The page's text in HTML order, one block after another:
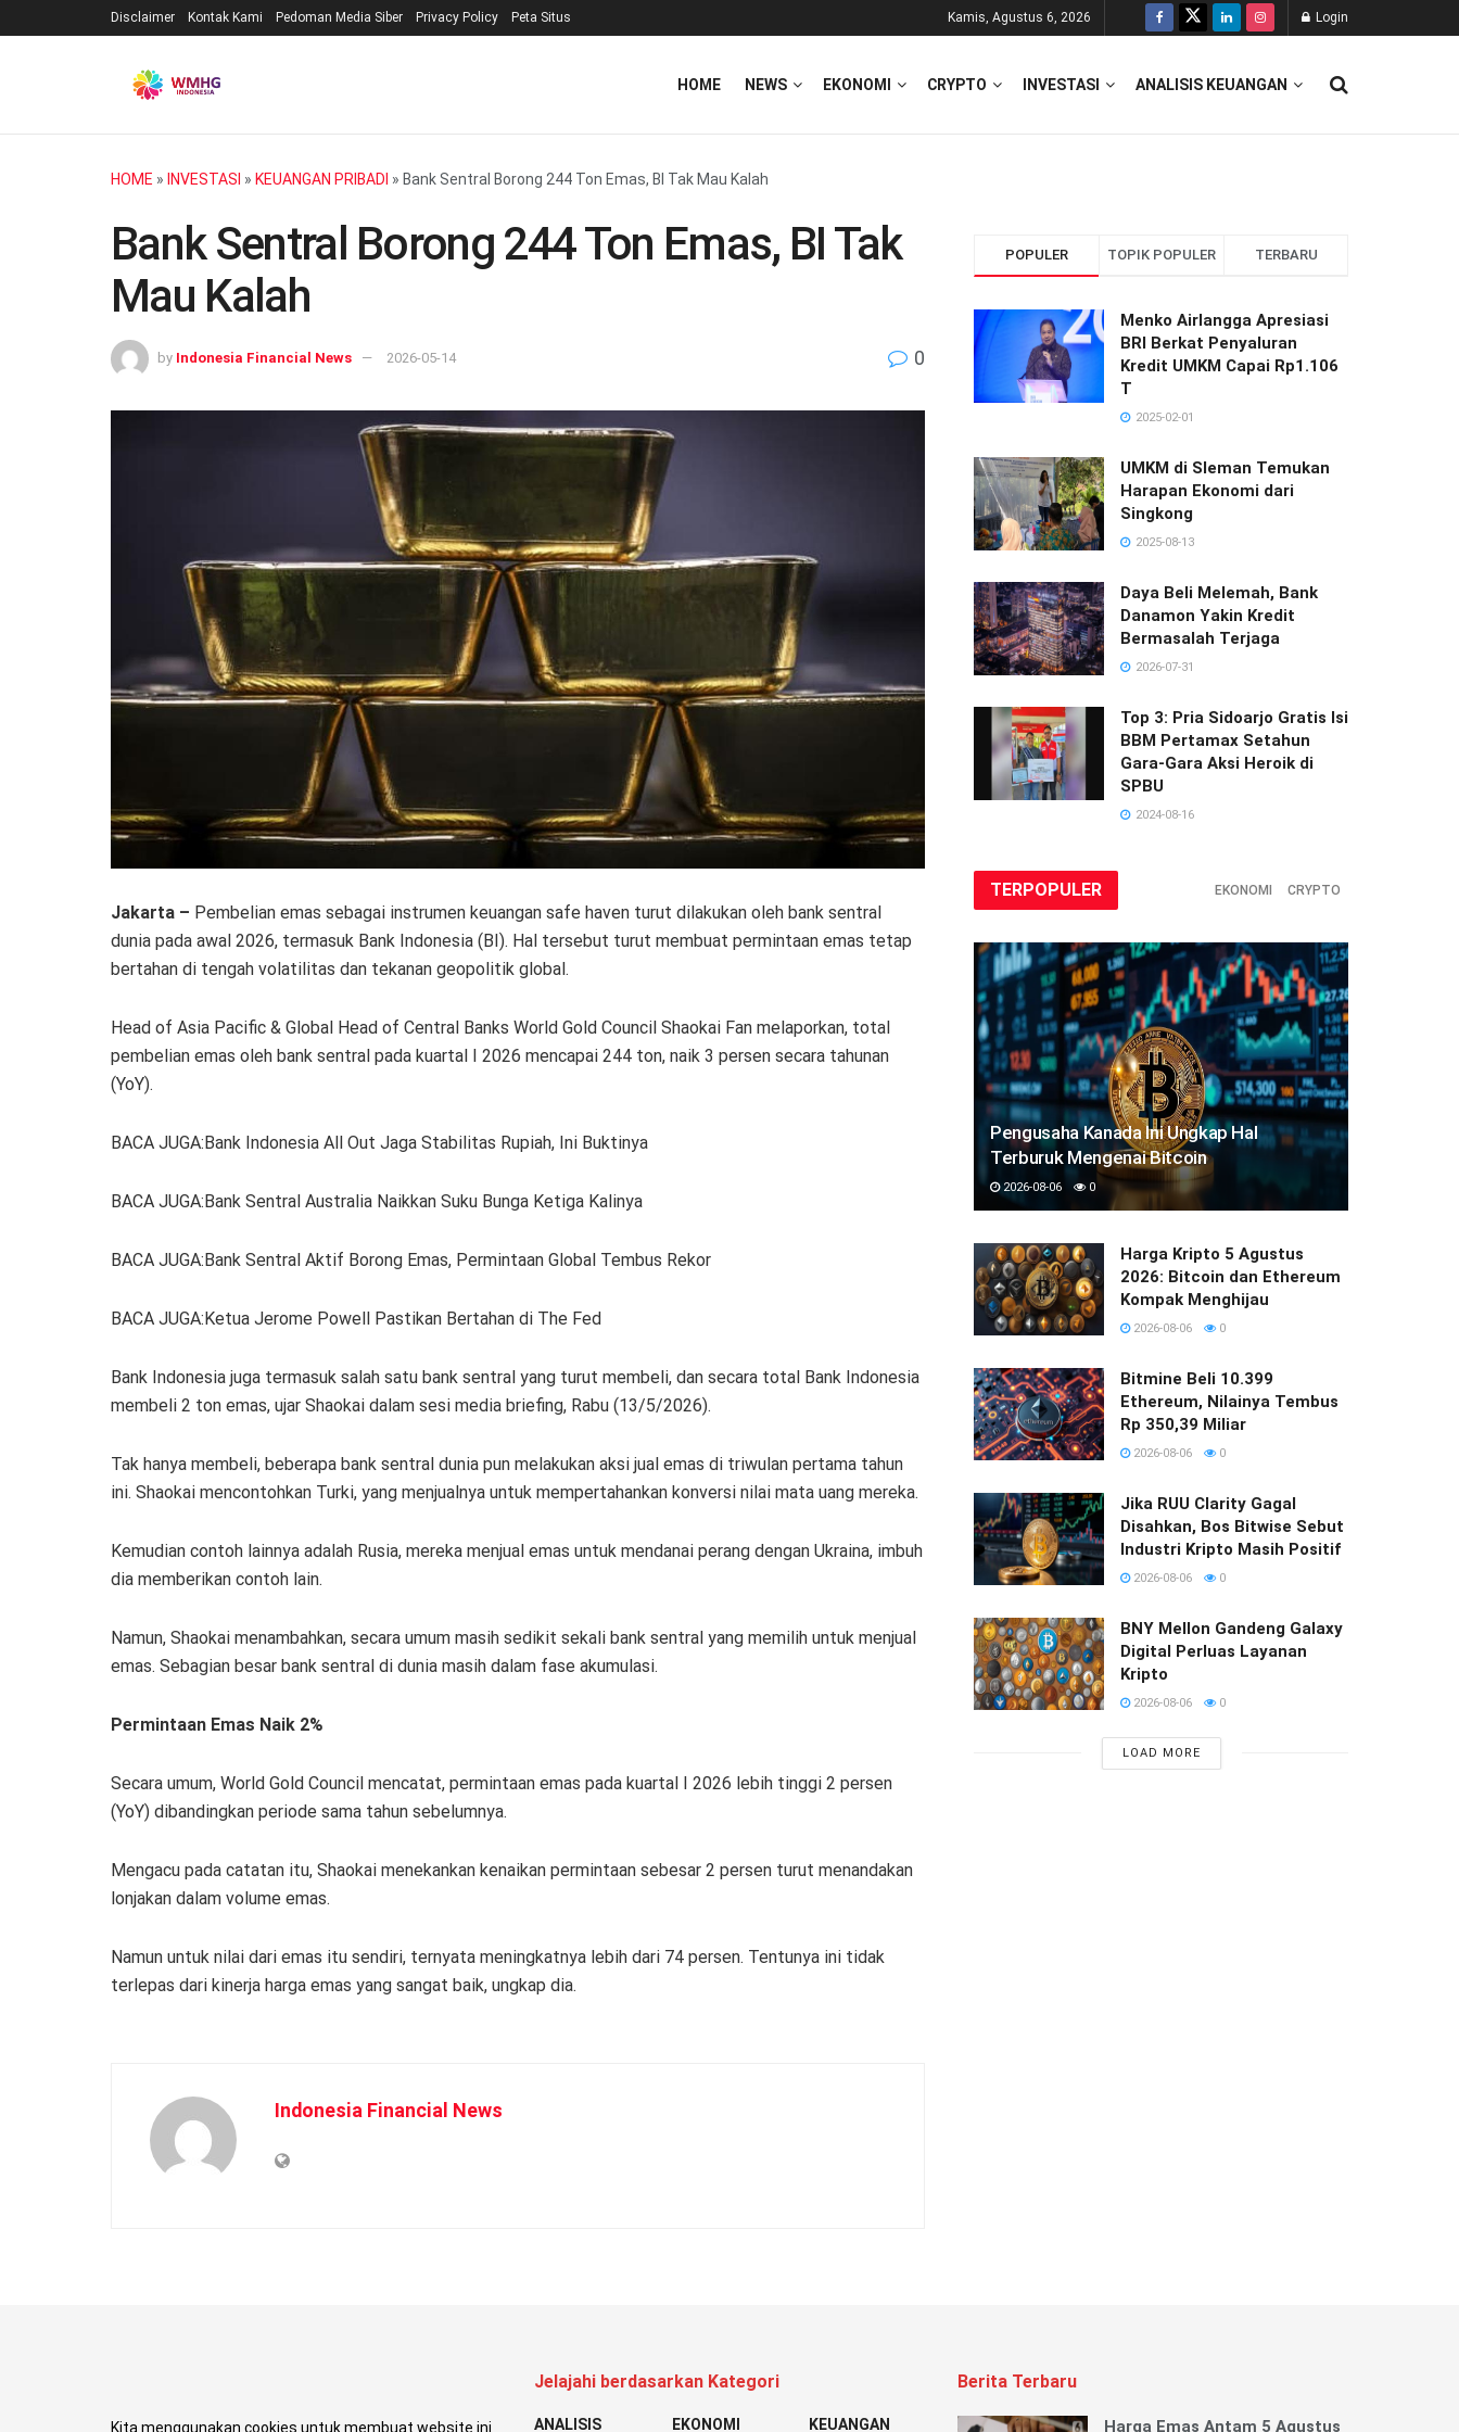
Disclaimer Kontak Kami Pedoman Media Siber Privacy Policy Peta Situs Kamis, Agustus 6, 2026 Login
HOME NEWS EKONOMI CRYPTO INVESTASI ANALISIS KEUANGAN
HOME » INVESTASI » KEUANGAN PRIBADI » Bank Sentral Borong 244 Ton Emas, BI Tak Mau Kalah
Bank Sentral Borong 244 Ton Emas, BI Tak
Mau Kalah
by Indonesia Financial News 2026-05-14 0
Jakarta – Pembelian emas sebagai instrumen keuangan safe haven turut dilakukan oleh bank sentral
dunia pada awal 2026, termasuk Bank Indonesia (BI). Hal tersebut turut membuat permintaan emas tetap
bertahan di tengah volatilitas dan tekanan geopolitik global.
Head of Asia Pacific & Global Head of Central Banks World Gold Council Shaokai Fan melaporkan, total
pembelian emas oleh bank sentral pada kuartal I 2026 mencapai 244 ton, naik 3 persen secara tahunan
(YoY).
BACA JUGA:Bank Indonesia All Out Jaga Stabilitas Rupiah, Ini Buktinya
BACA JUGA:Bank Sentral Australia Naikkan Suku Bunga Ketiga Kalinya
BACA JUGA:Bank Sentral Aktif Borong Emas, Permintaan Global Tembus Rekor
BACA JUGA:Ketua Jerome Powell Pastikan Bertahan di The Fed
Bank Indonesia juga termasuk salah satu bank sentral yang turut membeli, dan secara total Bank Indonesia
membeli 2 ton emas, ujar Shaokai dalam sesi media briefing, Rabu (13/5/2026).
Tak hanya membeli, beberapa bank sentral dunia pun melakukan aksi jual emas di triwulan pertama tahun
ini. Shaokai mencontohkan Turki, yang menjualnya untuk mempertahankan konversi nilai mata uang mereka.
Kemudian contoh lainnya adalah Rusia, mereka menjual emas untuk mendanai perang dengan Ukraina, imbuh
dia memberikan contoh lain.
Namun, Shaokai menambahkan, secara umum masih sedikit sekali bank sentral yang memilih untuk menjual
emas. Sebagian besar bank sentral di dunia masih dalam fase akumulasi.
Permintaan Emas Naik 2%
Secara umum, World Gold Council mencatat, permintaan emas pada kuartal I 2026 lebih tinggi 2 persen
(YoY) dibandingkan periode sama tahun sebelumnya.
Mengacu pada catatan itu, Shaokai menekankan kenaikan permintaan sebesar 2 persen turut menandakan
lonjakan dalam volume emas.
Namun untuk nilai dari emas itu sendiri, ternyata meningkatnya lebih dari 74 persen. Tentunya ini tidak
terlepas dari kinerja harga emas yang sangat baik, ungkap dia.
Indonesia Financial News
POPULER TOPIK POPULER TERBARU
Menko Airlangga Apresiasi
BRI Berkat Penyaluran
Kredit UMKM Capai Rp1.106
T
2025-02-01
UMKM di Sleman Temukan
Harapan Ekonomi dari
Singkong
2025-08-13
Daya Beli Melemah, Bank
Danamon Yakin Kredit
Bermasalah Terjaga
2026-07-31
Top 3: Pria Sidoarjo Gratis Isi
BBM Pertamax Setahun
Gara-Gara Aksi Heroik di
SPBU
2024-08-16
TERPOPULER EKONOMI CRYPTO
Pengusaha Kanada Ini Ungkap Hal
Terburuk Mengenai Bitcoin
2026-08-06 0
Harga Kripto 5 Agustus
2026: Bitcoin dan Ethereum
Kompak Menghijau
2026-08-06 0
Bitmine Beli 10.399
Ethereum, Nilainya Tembus
Rp 350,39 Miliar
2026-08-06 0
Jika RUU Clarity Gagal
Disahkan, Bos Bitwise Sebut
Industri Kripto Masih Positif
2026-08-06 0
BNY Mellon Gandeng Galaxy
Digital Perluas Layanan
Kripto
2026-08-06 0
LOAD MORE
Kita menggunakan cookies untuk membuat website ini
Jelajahi berdasarkan Kategori
ANALISIS EKONOMI KEUANGAN
Berita Terbaru
Harga Emas Antam 5 Agustus